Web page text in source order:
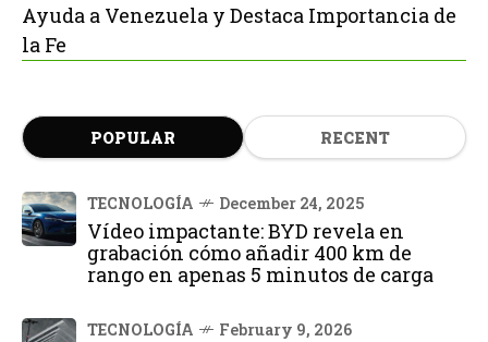
Ayuda a Venezuela y Destaca Importancia de
la Fe
POPULAR RECENT
TECNOLOGÍA December 24, 2025
Vídeo impactante: BYD revela en
grabación cómo añadir 400 km de
rango en apenas 5 minutos de carga
TECNOLOGÍA February 9, 2026